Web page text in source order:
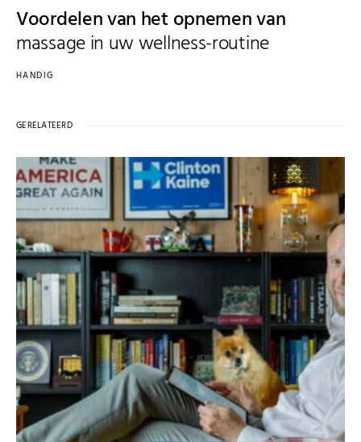
Voordelen van het opnemen van
massage in uw wellness-routine
HANDIG
GERELATEERD